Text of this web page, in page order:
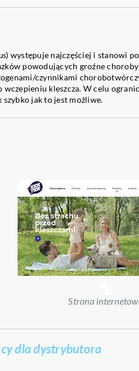
Łagodzenie stresu
) występuje najczęściej i stanowi
powodujących groźne
czynnikami
kleszcza. W celu
szybko jak to jest możliwe.
Strona
dla dystrybutora